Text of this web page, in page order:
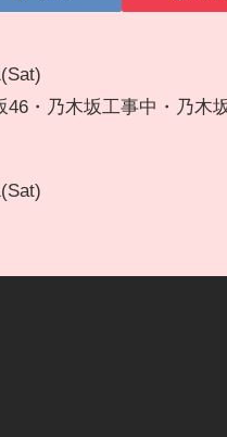
・乃木坂工事中・乃木